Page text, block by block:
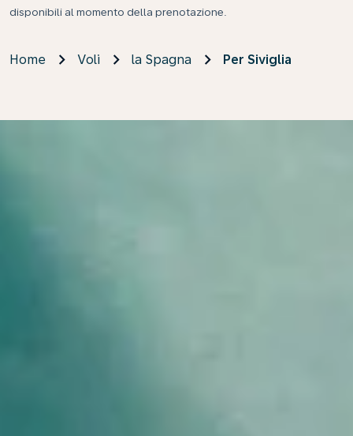
disponibili al momento della prenotazione.
Home Voli la Spagna Per Siviglia